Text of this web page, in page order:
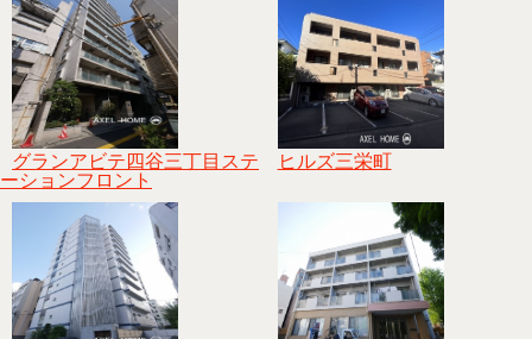
グランアビテ四谷三丁目ステ
ーションフロント
ヒルズ三栄町